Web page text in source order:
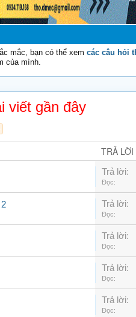
Chào
mắc, bạn có thể xem các câu hỏi
của mình.
viết gần đây
TRẢ LỜI
Trả lời:
Đọc:
Trả lời:
Đọc:
Trả lời:
Đọc:
Trả lời:
Đọc:
Trả lời:
Đọc: